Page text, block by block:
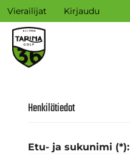
Vierailijat Kirjaudu
Henkilötiedot
Etu- ja sukunimi (*):